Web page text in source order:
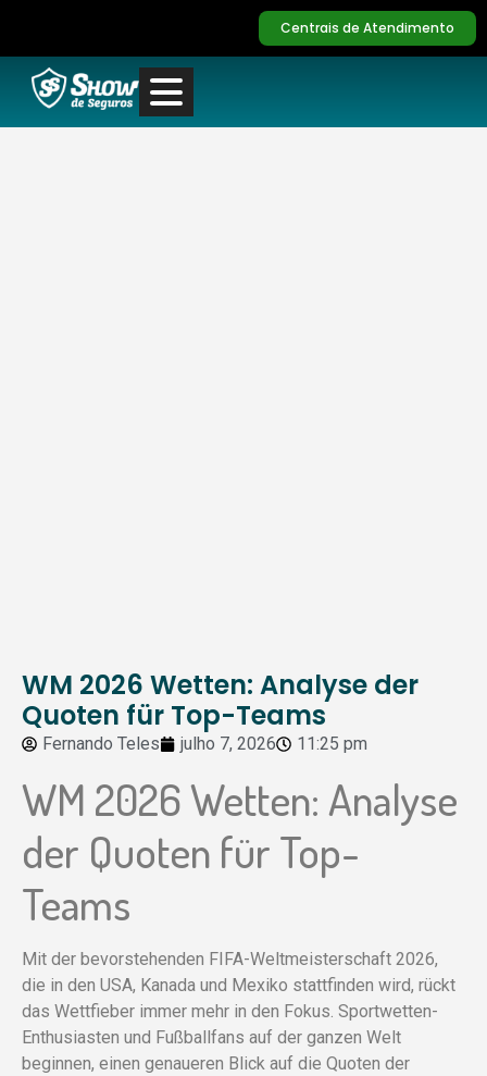
Centrais de Atendimento
WM 2026 Wetten: Analyse der
Quoten für Top-Teams
Fernando Teles julho 7, 2026 11:25 pm
WM 2026 Wetten: Analyse
der Quoten für Top-
Teams
Mit der bevorstehenden FIFA-Weltmeisterschaft 2026,
die in den USA, Kanada und Mexiko stattfinden wird, rückt
das Wettfieber immer mehr in den Fokus. Sportwetten-
Enthusiasten und Fußballfans auf der ganzen Welt
beginnen, einen genaueren Blick auf die Quoten der